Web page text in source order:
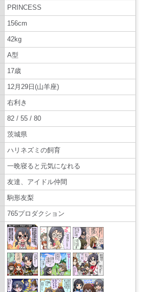
PRINCESS
156cm
42kg
A型
17歳
12月29日(山羊座)
右利き
82 / 55 / 80
茨城県
ハリネズミの飼育
一晩寝ると元気になれる
友達、アイドル仲間
駒形友梨
765プロダクション